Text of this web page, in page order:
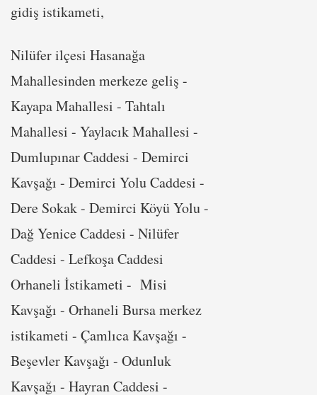
gidiş istikameti,
Nilüfer ilçesi Hasanağa
Mahallesinden merkeze geliş -
Kayapa Mahallesi - Tahtalı
Mahallesi - Yaylacık Mahallesi -
Dumlupınar Caddesi - Demirci
Kavşağı - Demirci Yolu Caddesi -
Dere Sokak - Demirci Köyü Yolu -
Dağ Yenice Caddesi - Nilüfer
Caddesi - Lefkoşa Caddesi
Orhaneli İstikameti - Misi
Kavşağı - Orhaneli Bursa merkez
istikameti - Çamlıca Kavşağı -
Beşevler Kavşağı - Odunluk
Kavşağı - Hayran Caddesi -